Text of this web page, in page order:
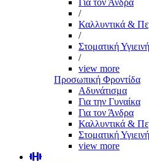
Για τον Άνδρα
/
Καλλυντικά &
/
Στοματική Υγιεινή
/
view more
Προσωπική Φροντίδα
Αδυνάτισμα
Για την Γυναίκα
Για τον Άνδρα
Καλλυντικά &
Στοματική Υγιεινή
view more